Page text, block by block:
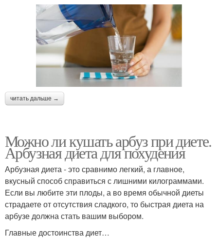
читать дальше →
Можно ли кушать арбуз при диете.
Арбузная диета для похудения
Арбузная диета - это сравнимо легкий, а главное,
вкусный способ справиться с лишними килограммами.
Если вы любите эти плоды, а во время обычной диеты
страдаете от отсутствия сладкого, то быстрая диета на
арбузе должна стать вашим выбором.
Главные достоинства диет…